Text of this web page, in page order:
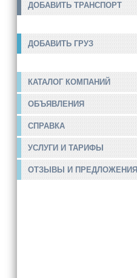
ДОБАВИТЬ ТРАНСПОРТ
ДОБАВИТЬ ГРУЗ
КАТАЛОГ КОМПАНИЙ
ОБЪЯВЛЕНИЯ
СПРАВКА
УСЛУГИ И ТАРИФЫ
ОТЗЫВЫ И ПРЕДЛОЖЕНИЯ